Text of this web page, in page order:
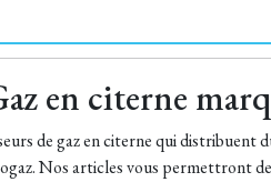
en citerne
de gaz en citerne qui distribuent
Nos articles vous permettront